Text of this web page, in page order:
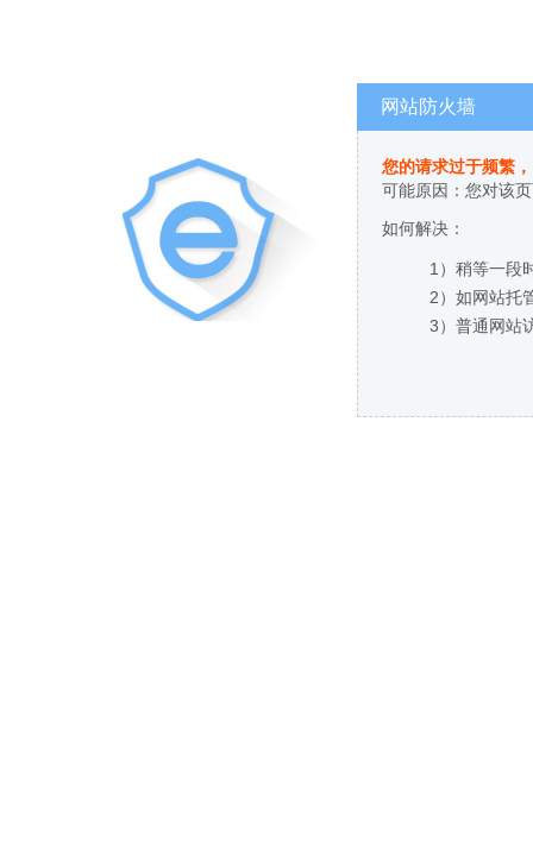
网站防火墙
您的请求过于频繁
可能原因：您对该
如何解决：
1）稍等一段
2）如网站托
3）普通网站